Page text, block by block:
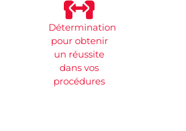
Détermination
pour obtenir
un réussite
dans vos
procédures